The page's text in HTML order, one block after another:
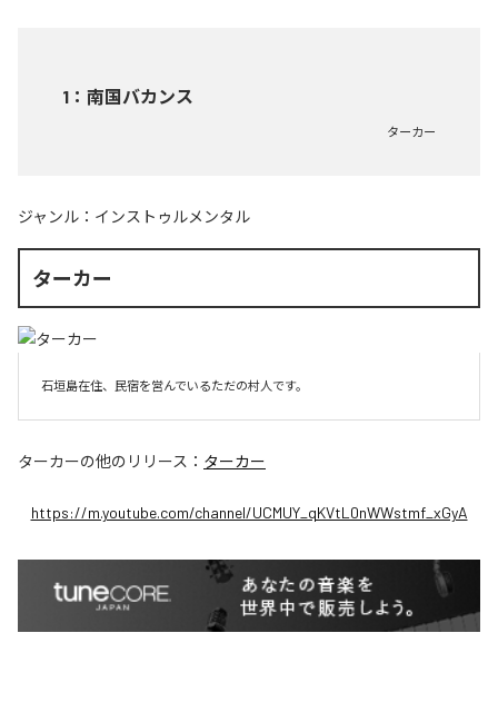
1 ： 南国バカンス
ターカー
ジャンル： インストゥルメンタル
ターカー
石垣島在住、民宿を営んでいるただの村人です。
ターカーの他のリリース： ターカー
https://m.youtube.com/channel/UCMUY_qKVtL0nWWstmf_xGyA